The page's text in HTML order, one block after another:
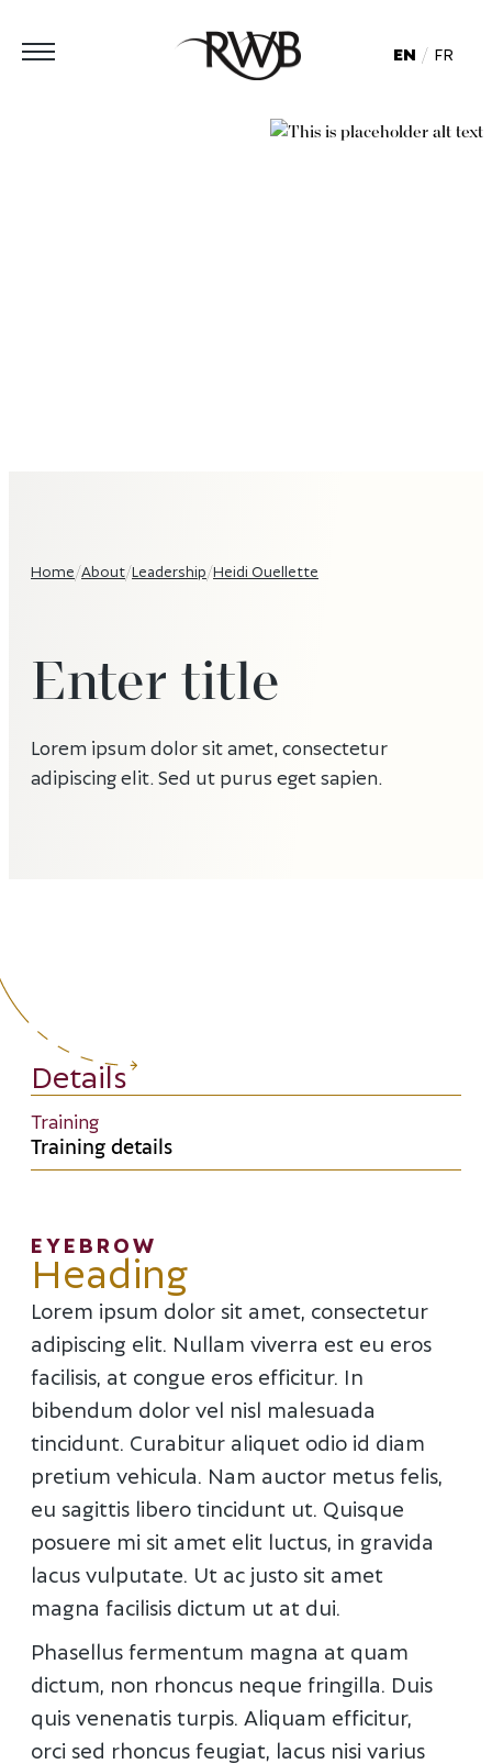
EN FR
Enter title
Lorem ipsum dolor sit amet, consectetur
adipiscing elit. Sed ut purus eget sapien.
Home/About/Leadership/Heidi Ouellette
Details
Training
Training details
EYEBROW
Heading
Lorem ipsum dolor sit amet, consectetur
adipiscing elit. Nullam viverra est eu eros
facilisis, at congue eros efficitur. In
bibendum dolor vel nisl malesuada
tincidunt. Curabitur aliquet odio id diam
pretium vehicula. Nam auctor metus felis,
eu sagittis libero tincidunt ut. Quisque
posuere mi sit amet elit luctus, in gravida
lacus vulputate. Ut ac justo sit amet
magna facilisis dictum ut at dui.
Phasellus fermentum magna at quam
dictum, non rhoncus neque fringilla. Duis
quis venenatis turpis. Aliquam efficitur,
orci sed rhoncus feugiat, lacus nisi varius